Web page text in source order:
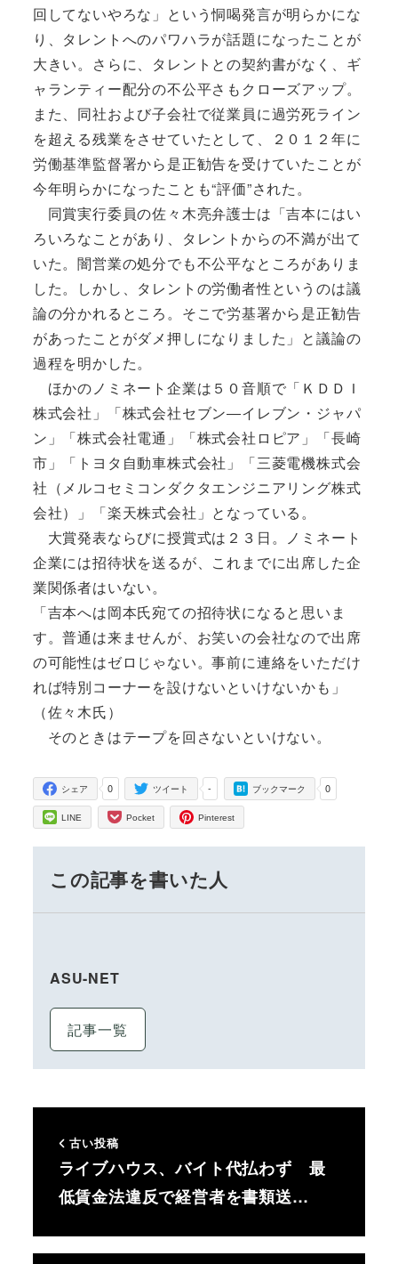
回してないやろな」という恫喝発言が明らかにな
り、タレントへのパワハラが話題になったことが
大きい。さらに、タレントとの契約書がなく、ギ
ャランティー配分の不公平さもクローズアップ。
また、同社および子会社で従業員に過労死ライン
を超える残業をさせていたとして、２０１２年に
労働基準監督署から是正勧告を受けていたことが
今年明らかになったことも“評価”された。
同賞実行委員の佐々木亮弁護士は「吉本にはい
ろいろなことがあり、タレントからの不満が出て
いた。闇営業の処分でも不公平なところがありま
した。しかし、タレントの労働者性というのは議
論の分かれるところ。そこで労基署から是正勧告
があったことがダメ押しになりました」と議論の
過程を明かした。
ほかのノミネート企業は５０音順で「ＫＤＤＩ
株式会社」「株式会社セブン―イレブン・ジャパ
ン」「株式会社電通」「株式会社ロピア」「長崎
市」「トヨタ自動車株式会社」「三菱電機株式会
社（メルコセミコンダクタエンジニアリング株式
会社）」「楽天株式会社」となっている。
大賞発表ならびに授賞式は２３日。ノミネート
企業には招待状を送るが、これまでに出席した企
業関係者はいない。
「吉本へは岡本氏宛ての招待状になると思いま
す。普通は来ませんが、お笑いの会社なので出席
の可能性はゼロじゃない。事前に連絡をいただけ
れば特別コーナーを設けないといけないかも」
（佐々木氏）
そのときはテープを回さないといけない。
0
シェア -
ツイート 0
ブックマーク
LINE Pocket Pinterest
この記事を書いた人
ASU-NET
記事一覧
古い投稿
ライブハウス、バイト代払わず 最
低賃金法違反で経営者を書類送…